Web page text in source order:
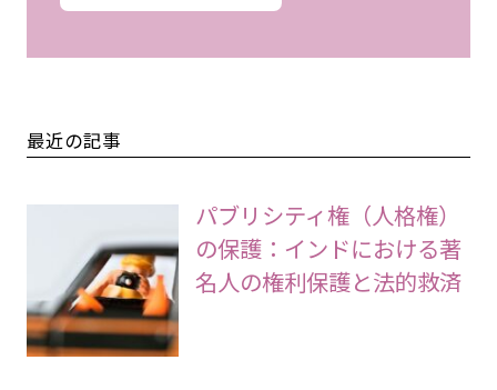
最近の記事
パブリシティ権（人格権）
の保護：インドにおける著
名人の権利保護と法的救済